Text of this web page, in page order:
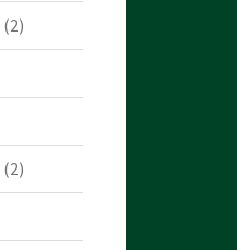
(2)
(2)